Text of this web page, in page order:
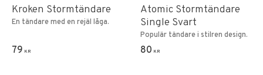
Kroken Stormtändare
En tändare med en rejäl låga.
79 KR
Atomic Stormtändare
Single Svart
Populär tändare i stilren design.
80 KR